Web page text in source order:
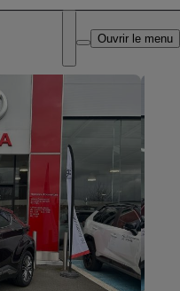
DEALER NAME
Ouvrir le menu